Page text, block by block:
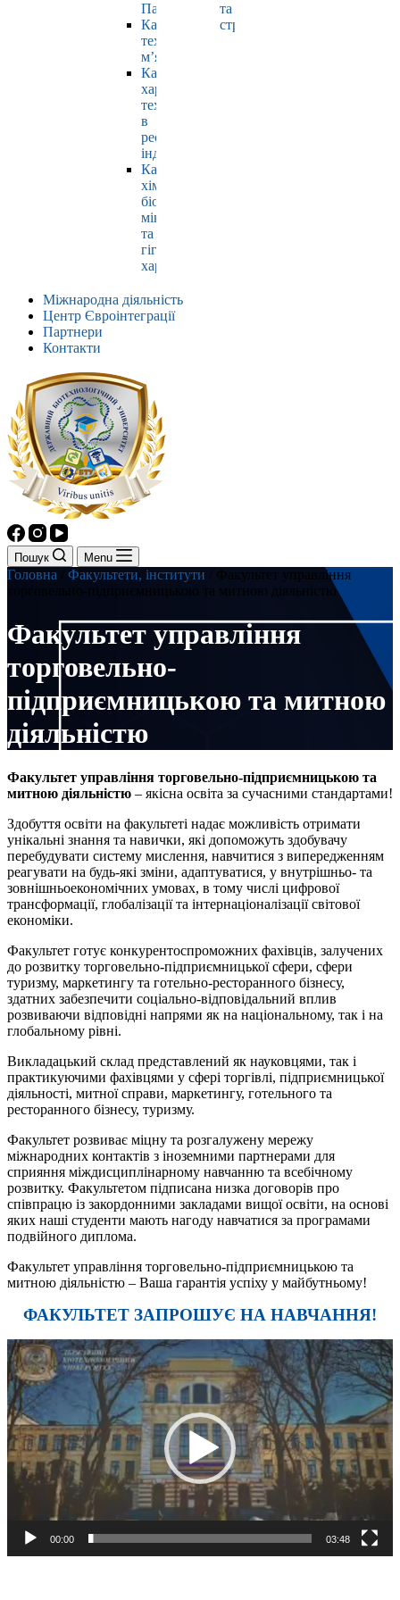
Павлюк
Кафедра
технології
м’яса
Кафедра
харчових
технологій
в
ресторанній
індустрії
Кафедра
хімії,
біохімії,
мікробіології
та
гігієни
харчування
та
страхування
Міжнародна діяльність
Центр Євроінтеграції
Партнери
Контакти
Пошук Menu
Головна Факультети, інститути
Факультет управління
торговельно-підприємницькою та митною діяльністю
Факультет управління
торговельно-
підприємницькою та митною
діяльністю
Факультет управління торговельно-підприємницькою та
митною діяльністю – якісна освіта за сучасними стандартами!
Здобуття освіти на факультеті надає можливість отримати
унікальні знання та навички, які допоможуть здобувачу
перебудувати систему мислення, навчитися з випередженням
реагувати на будь-які зміни, адаптуватися, у внутрішньо- та
зовнішньоекономічних умовах, в тому числі цифрової
трансформації, глобалізації та інтернаціоналізації світової
економіки.
Факультет готує конкурентоспроможних фахівців, залучених
до розвитку торговельно-підприємницької сфери, сфери
туризму, маркетингу та готельно-ресторанного бізнесу,
здатних забезпечити соціально-відповідальний вплив
розвиваючи відповідні напрями як на національному, так і на
глобальному рівні.
Викладацький склад представлений як науковцями, так і
практикуючими фахівцями у сфері торгівлі, підприємницької
діяльності, митної справи, маркетингу, готельного та
ресторанного бізнесу, туризму.
Факультет розвиває міцну та розгалужену мережу
міжнародних контактів з іноземними партнерами для
сприяння міждисциплінарному навчанню та всебічному
розвитку. Факультетом підписана низка договорів про
співпрацю із закордонними закладами вищої освіти, на основі
яких наші студенти мають нагоду навчатися за програмами
подвійного диплома.
Факультет управління торговельно-підприємницькою та
митною діяльністю – Ваша гарантія успіху у майбутньому!
ФАКУЛЬТЕТ ЗАПРОШУЄ НА НАВЧАННЯ!
Відеопрогравач
00:00 03:48